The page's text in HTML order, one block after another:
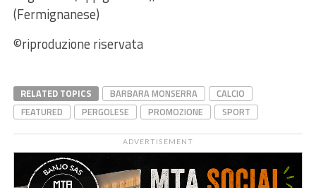
(Fermignanese)
©riproduzione riservata
RELATED TOPICS BARBARA MONSERRA
CALCIO
FEATURED
PERGOLESE PROMOZIONE SPORT
ADVERTISEMENT